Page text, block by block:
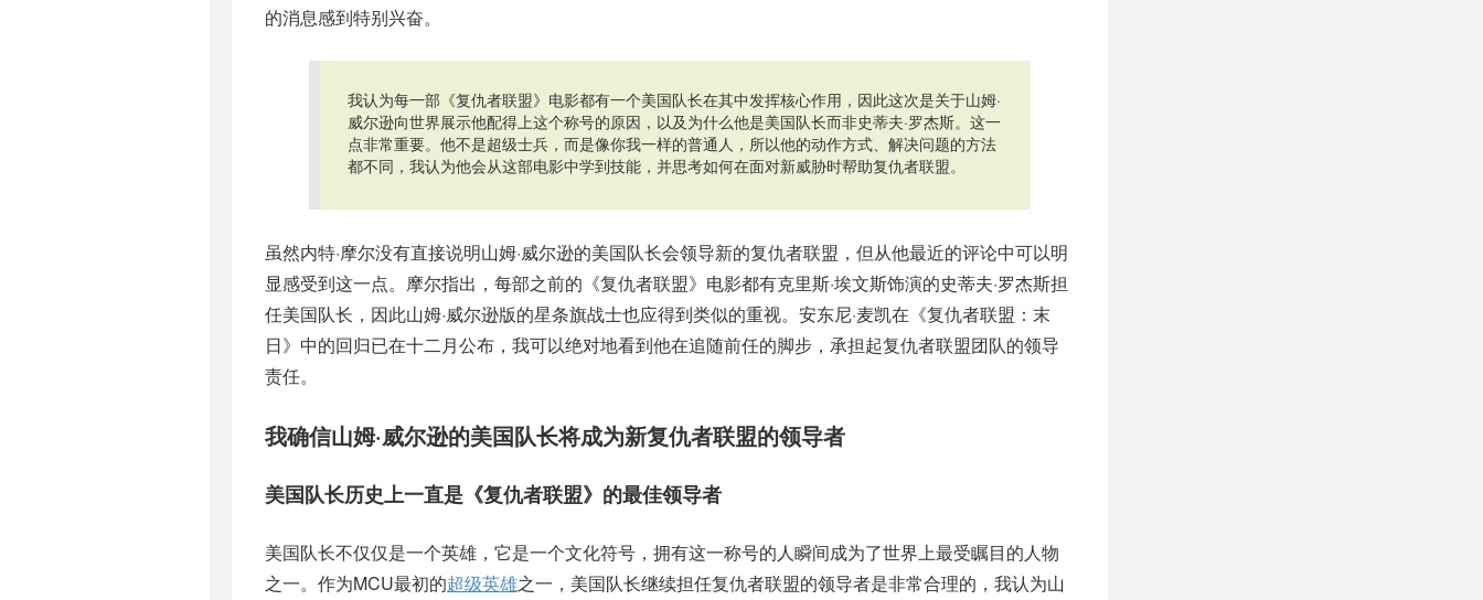
的消息感到特别兴奋。
我认为每一部《复仇者联盟》电影都有一个美国队长在其中发挥核心作用，因此这次是关于山姆·
威尔逊向世界展示他配得上这个称号的原因，以及为什么他是美国队长而非史蒂夫·罗杰斯。这一
点非常重要。他不是超级士兵，而是像你我一样的普通人，所以他的动作方式、解决问题的方法
都不同，我认为他会从这部电影中学到技能，并思考如何在面对新威胁时帮助复仇者联盟。
虽然内特·摩尔没有直接说明山姆·威尔逊的美国队长会领导新的复仇者联盟，但从他最近的评论中可以明
显感受到这一点。摩尔指出，每部之前的《复仇者联盟》电影都有克里斯·埃文斯饰演的史蒂夫·罗杰斯担
任美国队长，因此山姆·威尔逊版的星条旗战士也应得到类似的重视。安东尼·麦凯在《复仇者联盟：末
日》中的回归已在十二月公布，我可以绝对地看到他在追随前任的脚步，承担起复仇者联盟团队的领导
责任。
我确信山姆·威尔逊的美国队长将成为新复仇者联盟的领导者
美国队长历史上一直是《复仇者联盟》的最佳领导者
美国队长不仅仅是一个英雄，它是一个文化符号，拥有这一称号的人瞬间成为了世界上最受瞩目的人物
之一。作为MCU最初的超级英雄之一，美国队长继续担任复仇者联盟的领导者是非常合理的，我认为山